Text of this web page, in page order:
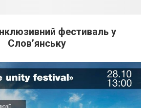
фестиваль у
Слов’янську